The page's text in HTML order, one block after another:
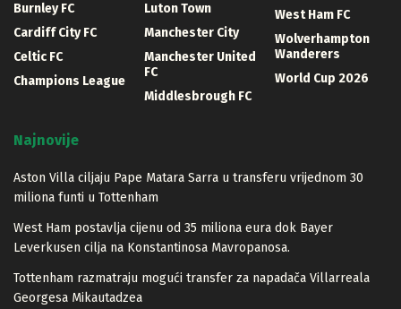
Burnley FC
Cardiff City FC
Celtic FC
Champions League
Luton Town
Manchester City
Manchester United
FC
Middlesbrough FC
West Ham FC
Wolverhampton
Wanderers
World Cup 2026
Najnovije
Aston Villa ciljaju Pape Matara Sarra u transferu vrijednom 30
miliona funti u Tottenham
West Ham postavlja cijenu od 35 miliona eura dok Bayer
Leverkusen cilja na Konstantinosa Mavropanosa.
Tottenham razmatraju mogući transfer za napadača Villarreala
Georgesa Mikautadzea